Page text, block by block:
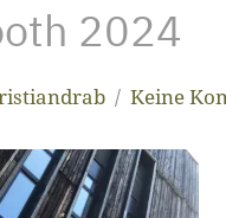
2024
Keine